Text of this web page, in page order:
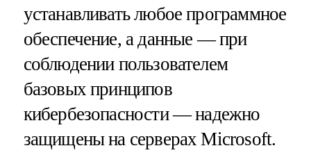
устанавливать любое программное
обеспечение, а данные — при
соблюдении пользователем
базовых принципов
кибербезопасности — надежно
защищены на серверах Microsoft.